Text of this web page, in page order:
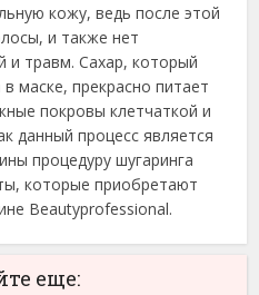
кожу, ведь после этой
и также нет
и травм. Сахар, который
маске, прекрасно питает
покровы клетчаткой и
данный процесс является
процедуру шугаринга
которые приобретают
Beautyprofessional.
еще: